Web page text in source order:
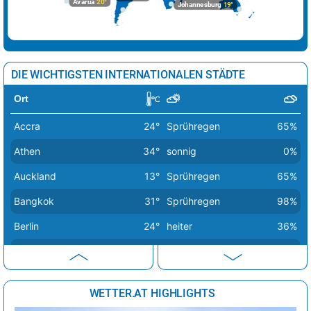
19° wolkig
Lissabon 7%
Ljubljana 35° Regenschauer 38%
London 26° heiter 42%
Luxemburg 23° heiter 17%
Madrid 37° sonnig 1%
Minsk 27° leichter Regen 58%
Moskau 28° sonnig 9%
Nikosia 32° sonnig 2%
Oslo 19° heiter 37%
37° sonnig
Johannesburg19°
Avarua 20°
DIE WICHTIGSTEN INTERNATIONALEN STÄDTE
Ort
Accra 24° Sprühregen 65%
Athen 34° sonnig 0%
Auckland 13° Sprühregen 65%
Bangkok 31° Sprühregen 98%
Berlin 24° heiter 36%
10° sonnig
WETTER.AT HIGHLIGHTS